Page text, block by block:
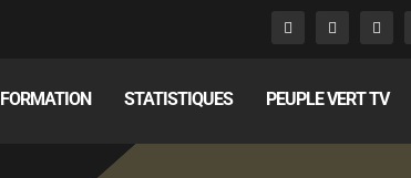
FORMATION STATISTIQUES PEUPLE VERT TV